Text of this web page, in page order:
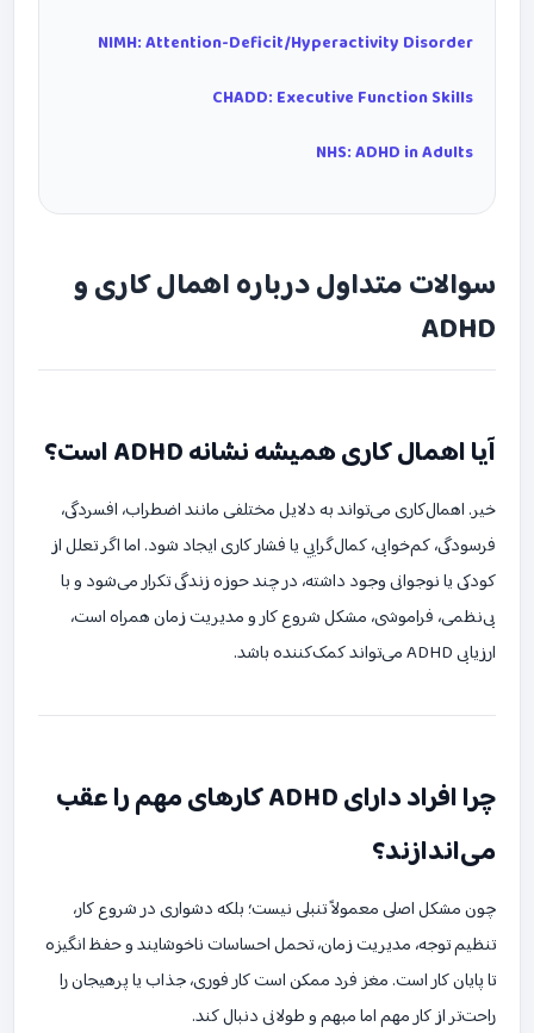
NIMH: Attention-Deficit/Hyperactivity Disorder
CHADD: Executive Function Skills
NHS: ADHD in Adults
سوالات متداول درباره اهمال کاری و
ADHD
آیا اهمال کاری همیشه نشانه ADHD است؟
خیر. اهمال‌کاری می‌تواند به دلایل مختلفی مانند اضطراب، افسردگی،
فرسودگی، کم‌خوابی، کمال‌گرایی یا فشار کاری ایجاد شود. اما اگر تعلل از
کودکی یا نوجوانی وجود داشته، در چند حوزه زندگی تکرار می‌شود و با
بی‌نظمی، فراموشی، مشکل شروع کار و مدیریت زمان همراه است،
ارزیابی ADHD می‌تواند کمک‌کننده باشد.
چرا افراد دارای ADHD کارهای مهم را عقب
می‌اندازند؟
چون مشکل اصلی معمولاً تنبلی نیست؛ بلکه دشواری در شروع کار،
تنظیم توجه، مدیریت زمان، تحمل احساسات ناخوشایند و حفظ انگیزه
تا پایان کار است. مغز فرد ممکن است کار فوری، جذاب یا پرهیجان را
راحت‌تر از کار مهم اما مبهم و طولانی دنبال کند.